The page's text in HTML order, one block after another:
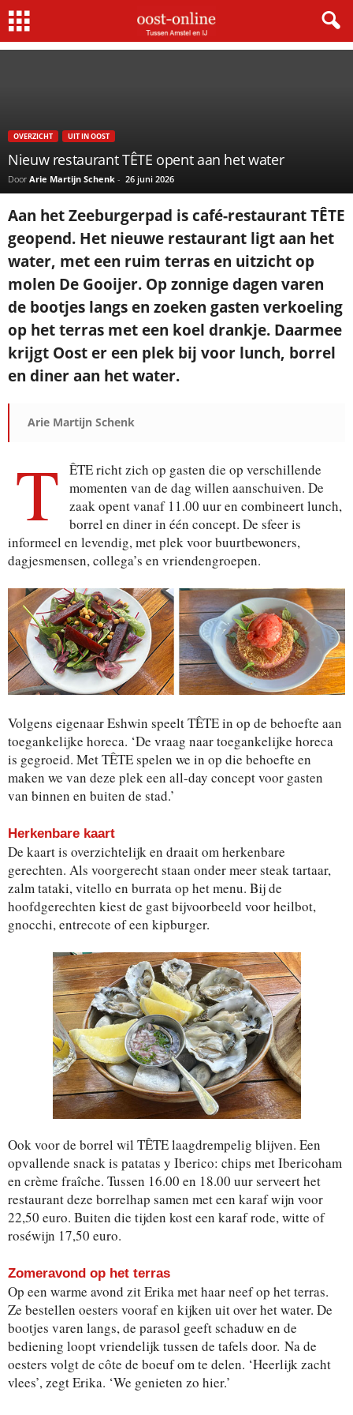
Home Nieuw restaurant TÊTE opent aan het water
OVERZICHT UIT IN OOST
Nieuw restaurant TÊTE opent aan het water
Door Arie Martijn Schenk - 26 juni 2026
Aan het Zeeburgerpad is café-restaurant TÊTE
geopend. Het nieuwe restaurant ligt aan het
water, met een ruim terras en uitzicht op
molen De Gooijer. Op zonnige dagen varen
de bootjes langs en zoeken gasten verkoeling
op het terras met een koel drankje. Daarmee
krijgt Oost er een plek bij voor lunch, borrel
en diner aan het water.
Arie Martijn Schenk
T
ÊTE richt zich op gasten die op verschillende
momenten van de dag willen aanschuiven. De
zaak opent vanaf 11.00 uur en combineert lunch,
borrel en diner in één concept. De sfeer is
informeel en levendig, met plek voor buurtbewoners,
dagjesmensen, collega’s en vriendengroepen.
Volgens eigenaar Eshwin speelt TÊTE in op de behoefte aan
toegankelijke horeca. ‘De vraag naar toegankelijke horeca
is gegroeid. Met TÊTE spelen we in op die behoefte en
maken we van deze plek een all-day concept voor gasten
van binnen en buiten de stad.’
Herkenbare kaart
De kaart is overzichtelijk en draait om herkenbare
gerechten. Als voorgerecht staan onder meer steak tartaar,
zalm tataki, vitello en burrata op het menu. Bij de
hoofdgerechten kiest de gast bijvoorbeeld voor heilbot,
gnocchi, entrecote of een kipburger.
Ook voor de borrel wil TÊTE laagdrempelig blijven. Een
opvallende snack is patatas y Iberico: chips met Ibericoham
en crème fraîche. Tussen 16.00 en 18.00 uur serveert het
restaurant deze borrelhap samen met een karaf wijn voor
22,50 euro. Buiten die tijden kost een karaf rode, witte of
roséwijn 17,50 euro.
Zomeravond op het terras
Op een warme avond zit Erika met haar neef op het terras.
Ze bestellen oesters vooraf en kijken uit over het water. De
bootjes varen langs, de parasol geeft schaduw en de
bediening loopt vriendelijk tussen de tafels door. Na de
oesters volgt de côte de boeuf om te delen. ‘Heerlijk zacht
vlees’, zegt Erika. ‘We genieten zo hier.’